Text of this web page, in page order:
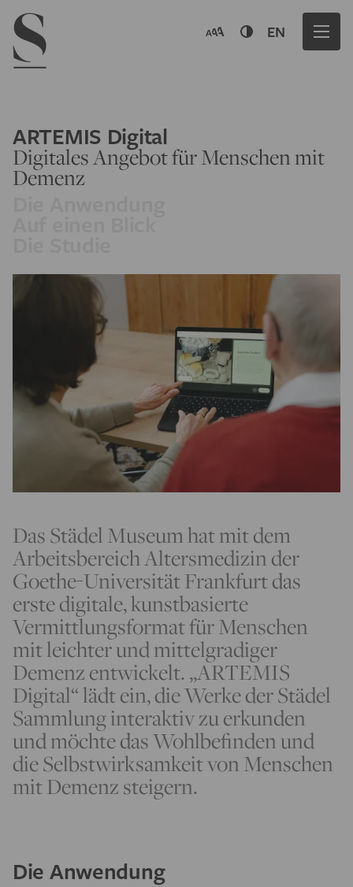
Navigation menu
EN
ARTEMIS Digital
Digitales Angebot für Menschen mit
Demenz
Das Städel Museum hat mit dem
Arbeitsbereich Altersmedizin der
Goethe-Universität Frankfurt das
erste digitale, kunstbasierte
Vermittlungsformat für Menschen
mit leichter und mittelgradiger
Demenz entwickelt. „ARTEMIS
Digital“ lädt ein, die Werke der Städel
Sammlung interaktiv zu erkunden
und möchte das Wohlbefinden und
die Selbstwirksamkeit von Menschen
mit Demenz steigern.
Die Anwendung